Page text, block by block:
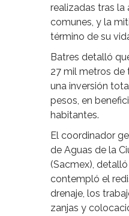
realizadas tras la
comunes, y la
término de su
Batres detalló
27 mil metros de
una inversión
pesos, en
habitantes.
El coordinador
de Aguas de la
(Sacmex),
contempló el
drenaje, los
zanjas y